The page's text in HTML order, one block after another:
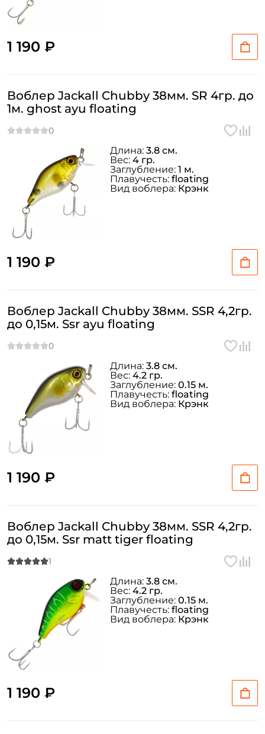
1 190 ₽
Воблер Jackall Chubby 38мм. SR 4гр. до
1м. ghost ayu floating
1 190 ₽
Длина: 3.8 см.
Вес: 4 гр.
Заглубление: 1 м.
Плавучесть: floating
Вид воблера: Крэнк
Воблер Jackall Chubby 38мм. SSR 4,2гр.
до 0,15м. Ssr ayu floating
1 190 ₽
Длина: 3.8 см.
Вес: 4.2 гр.
Заглубление: 0.15 м.
Плавучесть: floating
Вид воблера: Крэнк
Воблер Jackall Chubby 38мм. SSR 4,2гр.
до 0,15м. Ssr matt tiger floating
1 190 ₽
Длина: 3.8 см.
Вес: 4.2 гр.
Заглубление: 0.15 м.
Плавучесть: floating
Вид воблера: Крэнк
ФИО: *
Номер телефона: *
Придумайте пароль: *
Повторите пароль: *
Заполняя данную форму вы соглашаетесь на обработку
персональных данных